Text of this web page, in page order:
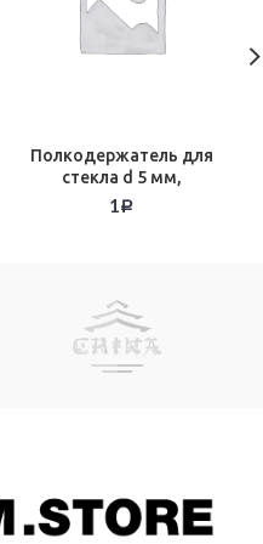
Полкодержатель для
стекла d 5 мм,
обрезиненный, никель
1 Р